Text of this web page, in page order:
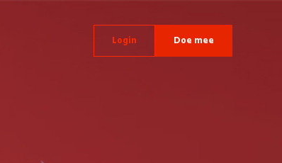
Login Doe mee